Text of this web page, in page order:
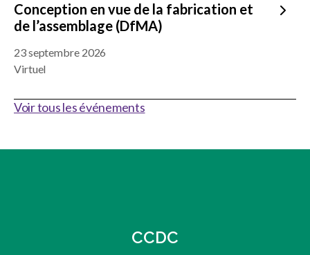
Conception en vue de la fabrication et
de l’assemblage (DfMA)
23 septembre 2026
Virtuel
Voir tous les événements
CCDC